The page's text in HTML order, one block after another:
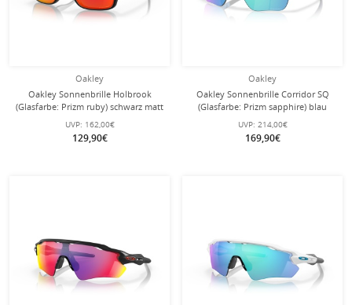
Oakley
Oakley Sonnenbrille Holbrook
(Glasfarbe: Prizm ruby) schwarz matt
- 1 Brille
UVP: 162,00€
129,90€
Oakley
Oakley Sonnenbrille Corridor SQ
(Glasfarbe: Prizm sapphire) blau
matt - 1 Brille
UVP: 214,00€
169,90€